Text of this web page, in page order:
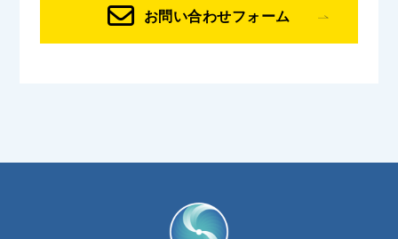
お問い合わせフォーム